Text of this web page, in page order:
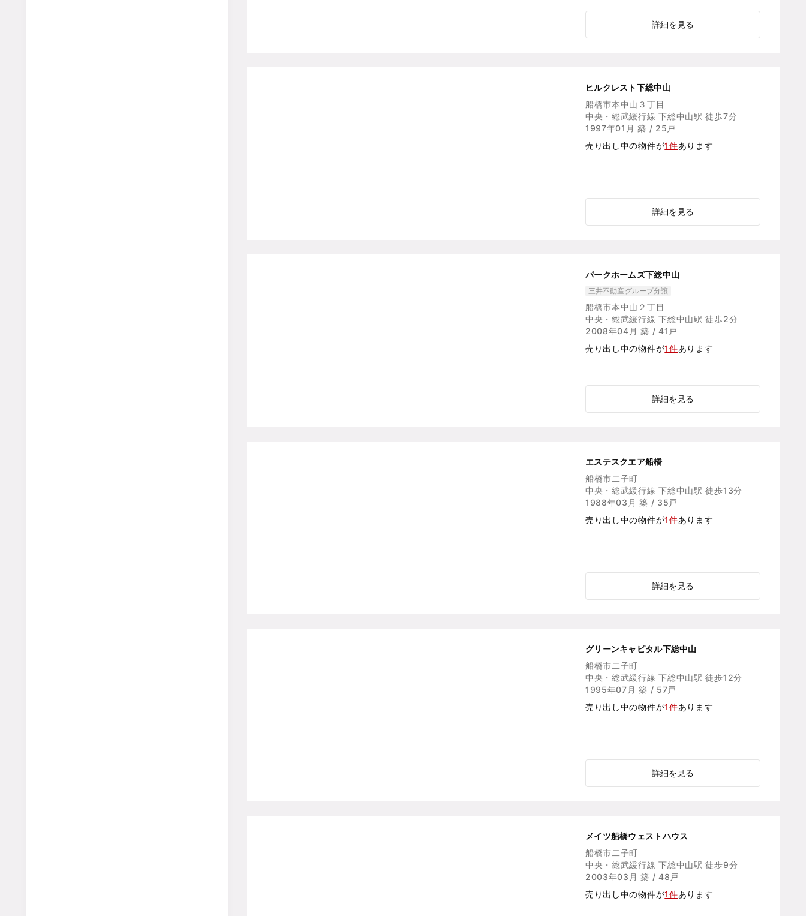
詳細を見る
ヒルクレスト下総中山
船橋市本中山３丁目
中央・総武緩行線 下総中山駅 徒歩7分
1997年01月 築 / 25戸
売り出し中の物件が1件あります
詳細を見る
パークホームズ下総中山
三井不動産グループ分譲
船橋市本中山２丁目
中央・総武緩行線 下総中山駅 徒歩2分
2008年04月 築 / 41戸
売り出し中の物件が1件あります
詳細を見る
エステスクエア船橋
船橋市二子町
中央・総武緩行線 下総中山駅 徒歩13分
1988年03月 築 / 35戸
売り出し中の物件が1件あります
詳細を見る
グリーンキャピタル下総中山
船橋市二子町
中央・総武緩行線 下総中山駅 徒歩12分
1995年07月 築 / 57戸
売り出し中の物件が1件あります
詳細を見る
メイツ船橋ウェストハウス
船橋市二子町
中央・総武緩行線 下総中山駅 徒歩9分
2003年03月 築 / 48戸
売り出し中の物件が1件あります